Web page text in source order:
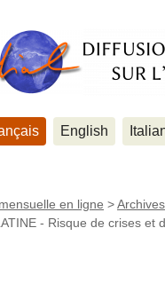
English
en ligne >Archives
- Risque de crises et